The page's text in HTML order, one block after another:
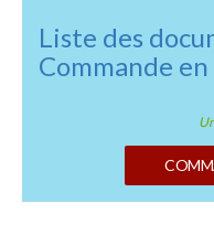
Liste des
Commande